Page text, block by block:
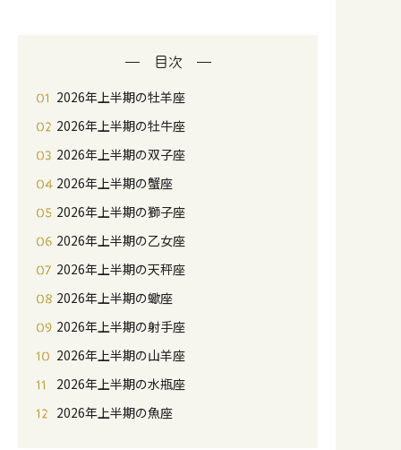
目次
2026年上半期の牡羊座
2026年上半期の牡牛座
2026年上半期の双子座
2026年上半期の蟹座
2026年上半期の獅子座
2026年上半期の乙女座
2026年上半期の天秤座
2026年上半期の蠍座
2026年上半期の射手座
2026年上半期の山羊座
2026年上半期の水瓶座
2026年上半期の魚座